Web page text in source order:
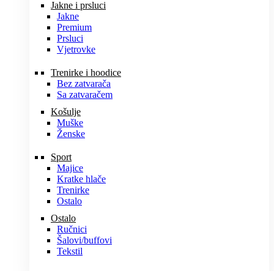
Jakne i prsluci
Jakne
Premium
Prsluci
Vjetrovke
Trenirke i hoodice
Bez zatvarača
Sa zatvaračem
Košulje
Muške
Ženske
Sport
Majice
Kratke hlače
Trenirke
Ostalo
Ostalo
Ručnici
Šalovi/buffovi
Tekstil